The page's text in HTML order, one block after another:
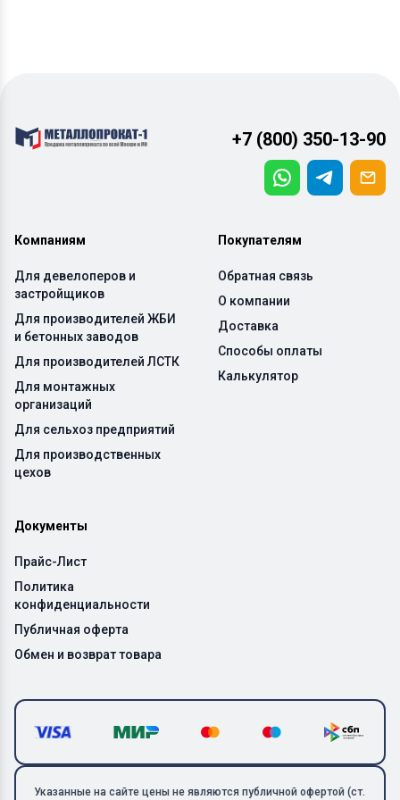
+7 (800) 350-13-90
Компаниям
Для девелоперов и
застройщиков
Для производителей ЖБИ
и бетонных заводов
Для производителей ЛСТК
Для монтажных
организаций
Для сельхоз предприятий
Для производственных
цехов
Покупателям
Обратная связь
О компании
Доставка
Способы оплаты
Калькулятор
Документы
Прайс-Лист
Политика
конфиденциальности
Публичная оферта
Обмен и возврат товара
Указанные на сайте цены не являются публичной офертой (ст.